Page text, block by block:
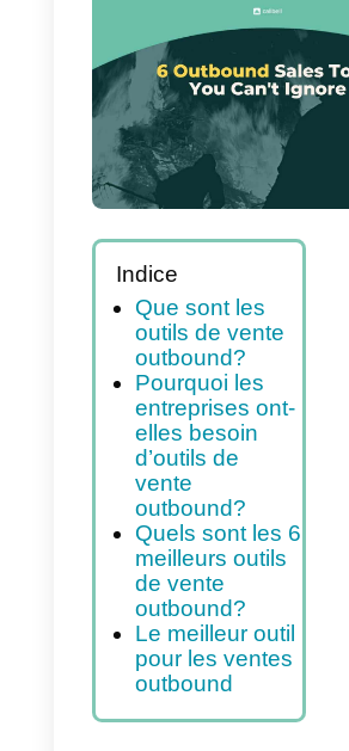
négliger
Indice
Que sont les
outils de vente
outbound?
Pourquoi les
entreprises ont-
elles besoin
d’outils de
vente
outbound?